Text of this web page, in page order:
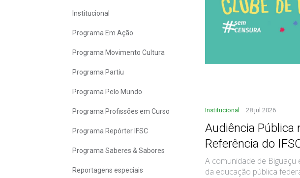
Institucional
Programa Em Ação
Programa Movimento Cultura
Programa Partiu
Programa Pelo Mundo
Programa Profissões em Curso
Programa Repórter IFSC
Programa Saberes & Sabores
Reportagens especiais
Institucional 28 jul 2026
Audiência Pública
Referência do
A comunidade de
da educação pública